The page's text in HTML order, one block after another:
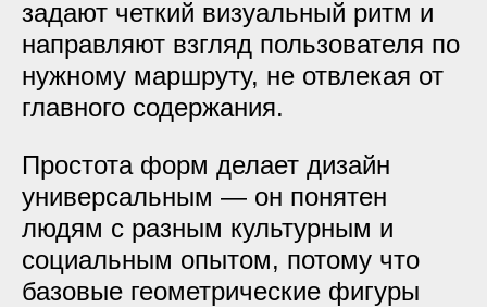
задают четкий визуальный ритм и
направляют взгляд пользователя по
нужному маршруту, не отвлекая от
главного содержания.
Простота форм делает дизайн
универсальным — он понятен
людям с разным культурным и
социальным опытом, потому что
базовые геометрические фигуры